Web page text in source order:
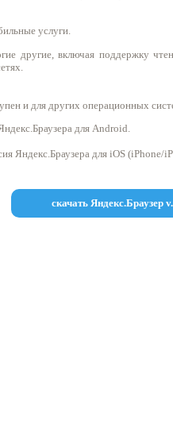
услуги.
другие, включая поддержку
и для других операционных
для Android.
Яндекс.Браузера для iOS (iPhone/
скачать Яндекс.Браузер